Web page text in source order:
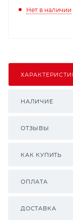
Нет в наличии
НАЛИЧИЕ
ОТЗЫВЫ
КАК КУПИТЬ
ОПЛАТА
ДОСТАВКА